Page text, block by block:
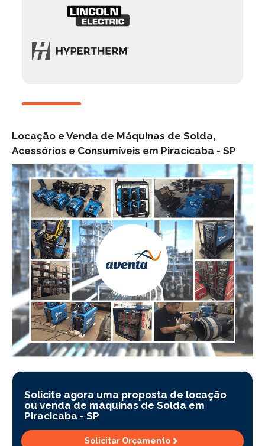
Solicite agora uma proposta de locação
ou venda de máquinas de Solda em
Piracicaba - SP
Solicitar Orçamento
Locação e Venda de Máquinas de Solda,
Acessórios e Consumíveis em Piracicaba - SP